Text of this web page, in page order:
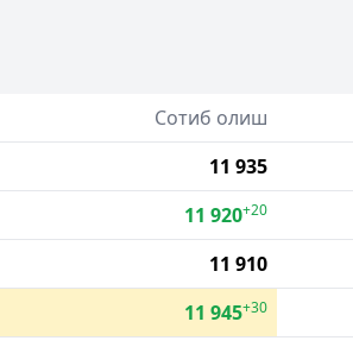
Сотиб олиш
11 935
11 920+20
11 910
11 945+30